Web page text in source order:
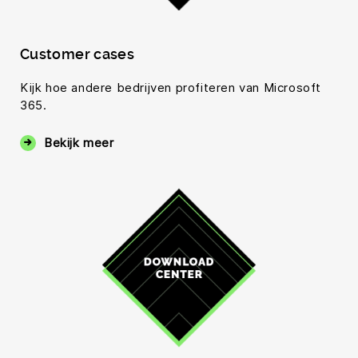
Customer cases
Kijk hoe andere bedrijven profiteren van Microsoft
365.
Bekijk meer